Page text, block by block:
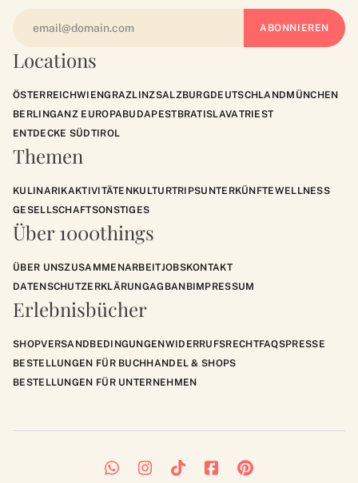
Locations
ÖSTERREICHWIENGRAZLINZSALZBURGDEUTSCHLANDMÜNCHEN
BERLINGANZ EUROPABUDAPESTBRATISLAVATRIEST
ENTDECKE SÜDTIROL
Themen
KULINARIKAKTIVITÄTENKULTURTRIPSUNTERKÜNFTEWELLNESS
GESELLSCHAFTSONSTIGES
Über 1000things
ÜBER UNSZUSAMMENARBEITJOBSKONTAKT
DATENSCHUTZERKLÄRUNGAGBANBIMPRESSUM
Erlebnisbücher
SHOPVERSANDBEDINGUNGENWIDERRUFSRECHTFAQSPRESSE
BESTELLUNGEN FÜR BUCHHANDEL & SHOPS
BESTELLUNGEN FÜR UNTERNEHMEN